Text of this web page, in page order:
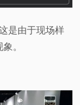
是由于现场样
。